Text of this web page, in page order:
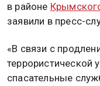
в районе
заявили в пресс-
«В связи с
террористической
спасательные